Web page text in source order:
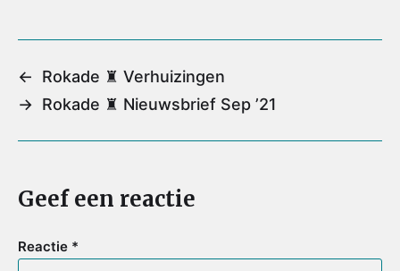
i
l
e
b
o
k
t
t
r
t
e
e
s
t
s
p
p
←
Rokade ♜ Verhuizingen
→ Rokade ♜ Nieuwsbrief Sep ’21
Geef een reactie
Reactie *